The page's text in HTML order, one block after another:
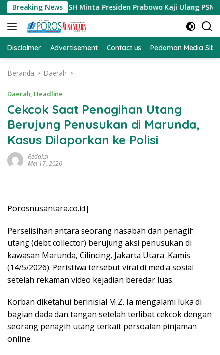
Langsung
ke
konten
Breaking News
Daeng SH Minta Presiden Prabowo Kaji Ulang PSN di
Disclaimer Advertisement Contact us Pedoman Media
Beranda Daerah
Daerah, Headline
Cekcok Saat Penagihan Utang
Berujung Penusukan di Marunda,
Kasus Dilaporkan ke Polisi
Redaksi
Mei 17, 2026
Porosnusantara.co.id|
Perselisihan antara seorang nasabah dan penagih
utang (debt collector) berujung aksi penusukan di
kawasan Marunda, Cilincing, Jakarta Utara, Kamis
(14/5/2026). Peristiwa tersebut viral di media sosial
setelah rekaman video kejadian beredar luas.
Korban diketahui berinisial M.Z. Ia mengalami luka di
bagian dada dan tangan setelah terlibat cekcok dengan
seorang penagih utang terkait persoalan pinjaman
online.